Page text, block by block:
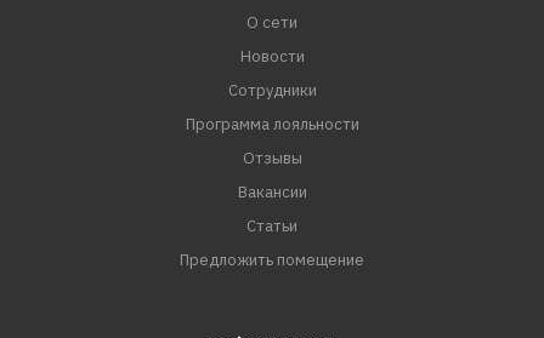
О сети
Новости
Сотрудники
Программа лояльности
Отзывы
Вакансии
Статьи
Предложить помещение